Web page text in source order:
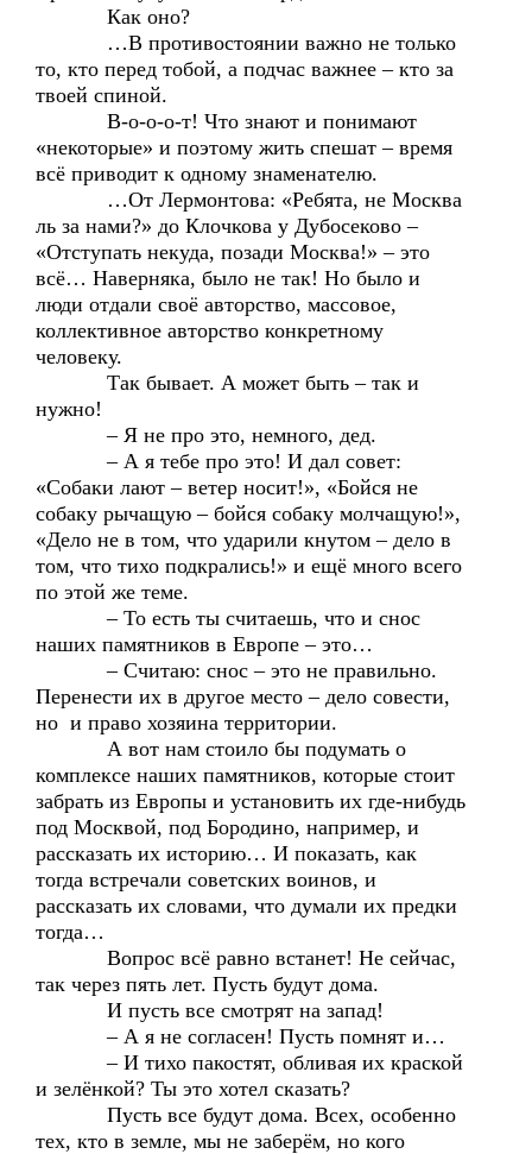
Как оно?
…В противостоянии важно не только
то, кто перед тобой, а подчас важнее – кто за
твоей спиной.
В-о-о-о-т! Что знают и понимают
«некоторые» и поэтому жить спешат – время
всё приводит к одному знаменателю.
…От Лермонтова: «Ребята, не Москва
ль за нами?» до Клочкова у Дубосеково –
«Отступать некуда, позади Москва!» – это
всё… Наверняка, было не так! Но было и
люди отдали своё авторство, массовое,
коллективное авторство конкретному
человеку.
Так бывает. А может быть – так и
нужно!
– Я не про это, немного, дед.
– А я тебе про это! И дал совет:
«Собаки лают – ветер носит!», «Бойся не
собаку рычащую – бойся собаку молчащую!»,
«Дело не в том, что ударили кнутом – дело в
том, что тихо подкрались!» и ещё много всего
по этой же теме.
– То есть ты считаешь, что и снос
наших памятников в Европе – это…
– Считаю: снос – это не правильно.
Перенести их в другое место – дело совести,
но и право хозяина территории.
А вот нам стоило бы подумать о
комплексе наших памятников, которые стоит
забрать из Европы и установить их где-нибудь
под Москвой, под Бородино, например, и
рассказать их историю… И показать, как
тогда встречали советских воинов, и
рассказать их словами, что думали их предки
тогда…
Вопрос всё равно встанет! Не сейчас,
так через пять лет. Пусть будут дома.
И пусть все смотрят на запад!
– А я не согласен! Пусть помнят и…
– И тихо пакостят, обливая их краской
и зелёнкой? Ты это хотел сказать?
Пусть все будут дома. Всех, особенно
тех, кто в земле, мы не заберём, но кого